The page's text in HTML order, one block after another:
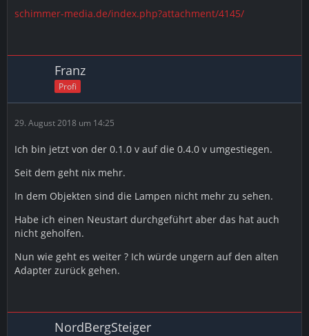
schimmer-media.de/index.php?attachment/4145/
Franz
Profi
29. August 2018 um 14:25
Ich bin jetzt von der 0.1.0 v auf die 0.4.0 v umgestiegen.
Seit dem geht nix mehr.
In dem Objekten sind die Lampen nicht mehr zu sehen.
Habe ich einen Neustart durchgeführt aber das hat auch
nicht geholfen.
Nun wie geht es weiter ? Ich würde ungern auf den alten
Adapter zurück gehen.
NordBergSteiger